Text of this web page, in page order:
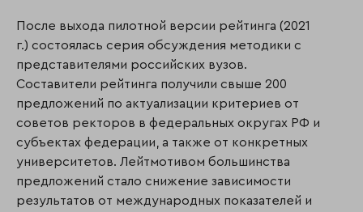
После выхода пилотной версии рейтинга (2021
г.) состоялась серия обсуждения методики с
представителями российских вузов.
Составители рейтинга получили свыше 200
предложений по актуализации критериев от
советов ректоров в федеральных округах РФ и
субъектах федерации, а также от конкретных
университетов. Лейтмотивом большинства
предложений стало снижение зависимости
результатов от международных показателей и